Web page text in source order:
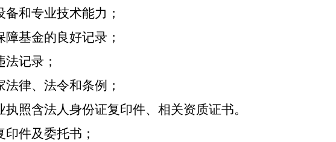
和专业技术能力；
基金的良好记录；
记录；
律、法令和条例；
照含法人身份证复印件、相关资质证书。
件及委托书；